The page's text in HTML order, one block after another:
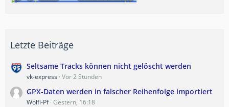
Letzte Beiträge
Seltsame Tracks können nicht gelöscht werden
vk-express Vor 2 Stunden
GPX-Daten werden in falscher Reihenfolge importiert
Wolfi-Pf Gestern, 16:18